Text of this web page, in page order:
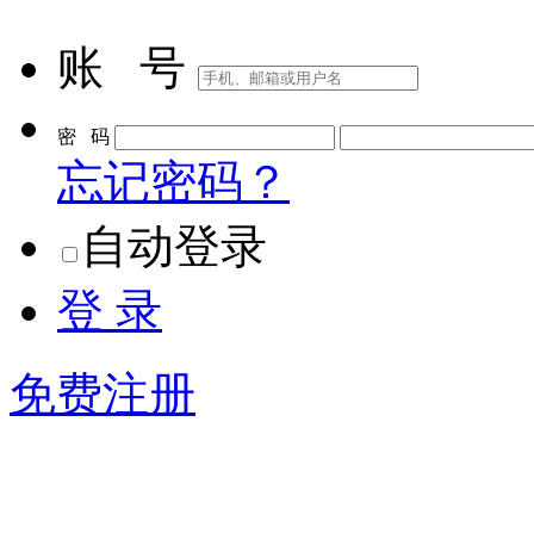
账 号
密 码
忘记密码？
自动登录
登 录
免费注册